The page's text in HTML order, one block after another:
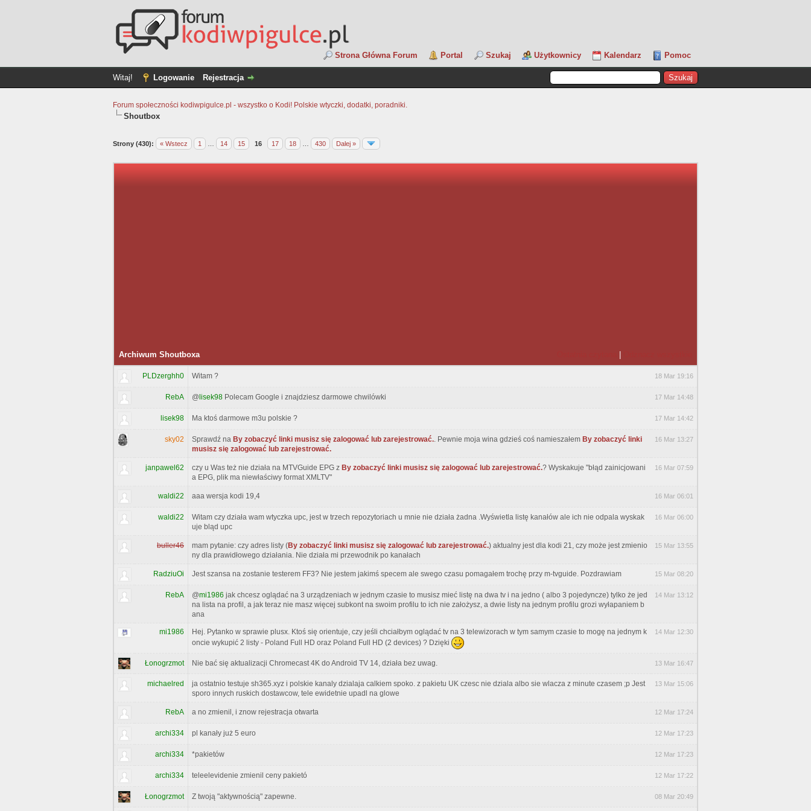
Strona Główna Forum Portal Szukaj Użytkownicy Kalendarz Pomoc
Witaj! Logowanie Rejestracja
Forum społeczności kodiwpigulce.pl - wszystko o Kodi! Polskie wtyczki, dodatki, poradniki.
Shoutbox
Strony (430): « Wstecz 1 14 15 16 17 18 430 Dalej »
Archiwum Shoutboxa
PLDzerghh0 Witam ? 18 Mar 19:16
RebA @ lisek98 Polecam Google i znajdziesz darmowe chwilówki 17 Mar 14:48
lisek98 Ma ktoś darmowe m3u polskie ? 17 Mar 14:42
sky02 Sprawdź na By zobaczyć linki musisz się zalogować lub zarejestrować.. Pewnie moja wina gdzieś coś namieszałem By zobaczyć linki
musisz się zalogować lub zarejestrować.
16 Mar 13:27
janpawel62 czy u Was też nie działa na MTVGuide EPG z By zobaczyć linki musisz się zalogować lub zarejestrować.? Wyskakuje "błąd zainicjowani
a EPG, plik ma niewłaściwy format XMLTV"
16 Mar 07:59
waldi22 aaa wersja kodi 19,4 16 Mar 06:01
waldi22
Witam czy działa wam wtyczka upc, jest w trzech repozytoriach u mnie nie działa żadna .Wyświetla listę kanałów ale ich nie odpala wyskak
uje bląd upc
16 Mar 06:00
buller46 mam pytanie: czy adres listy (By zobaczyć linki musisz się zalogować lub zarejestrować.) aktualny jest dla kodi 21, czy może jest zmienio
ny dla prawidłowego działania. Nie działa mi przewodnik po kanałach
15 Mar 13:55
RadziuOi Jest szansa na zostanie testerem FF3? Nie jestem jakimś specem ale swego czasu pomagałem trochę przy m-tvguide. Pozdrawiam 15 Mar 08:20
RebA @mi1986 jak chcesz oglądać na 3 urządzeniach w jednym czasie to musisz mieć listę na dwa tv i na jedno ( albo 3 pojedyncze) tylko że jed
na lista na profil, a jak teraz nie masz więcej subkont na swoim profilu to ich nie założysz, a dwie listy na jednym profilu grozi wyłapaniem b
ana
14 Mar 13:12
mi1986
Hej. Pytanko w sprawie plusx. Ktoś się orientuje, czy jeśli chciałbym oglądać tv na 3 telewizorach w tym samym czasie to mogę na jednym k
oncie wykupić 2 listy - Poland Full HD oraz Poland Full HD (2 devices) ? Dzięki
14 Mar 12:30
Łonogrzmot Nie bać się aktualizacji Chromecast 4K do Android TV 14, działa bez uwag. 13 Mar 16:47
michaelred
ja ostatnio testuje sh365.xyz i polskie kanaly dzialaja calkiem spoko. z pakietu UK czesc nie dziala albo sie wlacza z minute czasem ;p Jest
sporo innych ruskich dostawcow, tele ewidetnie upadl na glowe
13 Mar 15:06
RebA a no zmienil, i znow rejestracja otwarta 12 Mar 17:24
archi334 pl kanały już 5 euro 12 Mar 17:23
archi334 *pakietów 12 Mar 17:23
archi334 teleelevidenie zmienil ceny pakietó 12 Mar 17:22
Łonogrzmot Z twoją "aktywnością" zapewne. 08 Mar 20:49